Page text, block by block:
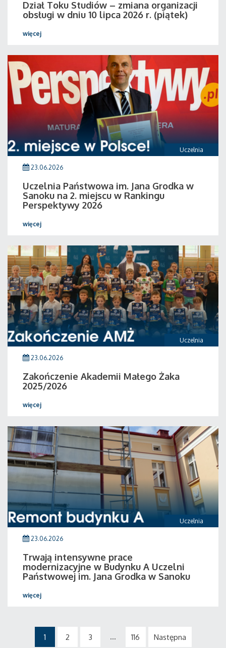
Dział Toku Studiów – zmiana organizacji
obsługi w dniu 10 lipca 2026 r. (piątek)
więcej
Uczelnia
23.06.2026
Uczelnia Państwowa im. Jana Grodka w
Sanoku na 2. miejscu w Rankingu
Perspektywy 2026
więcej
Uczelnia
23.06.2026
Zakończenie Akademii Małego Żaka
2025/2026
więcej
Uczelnia
23.06.2026
Trwają intensywne prace
modernizacyjne w Budynku A Uczelni
Państwowej im. Jana Grodka w Sanoku
więcej
1 2 3 ... 116 Następna